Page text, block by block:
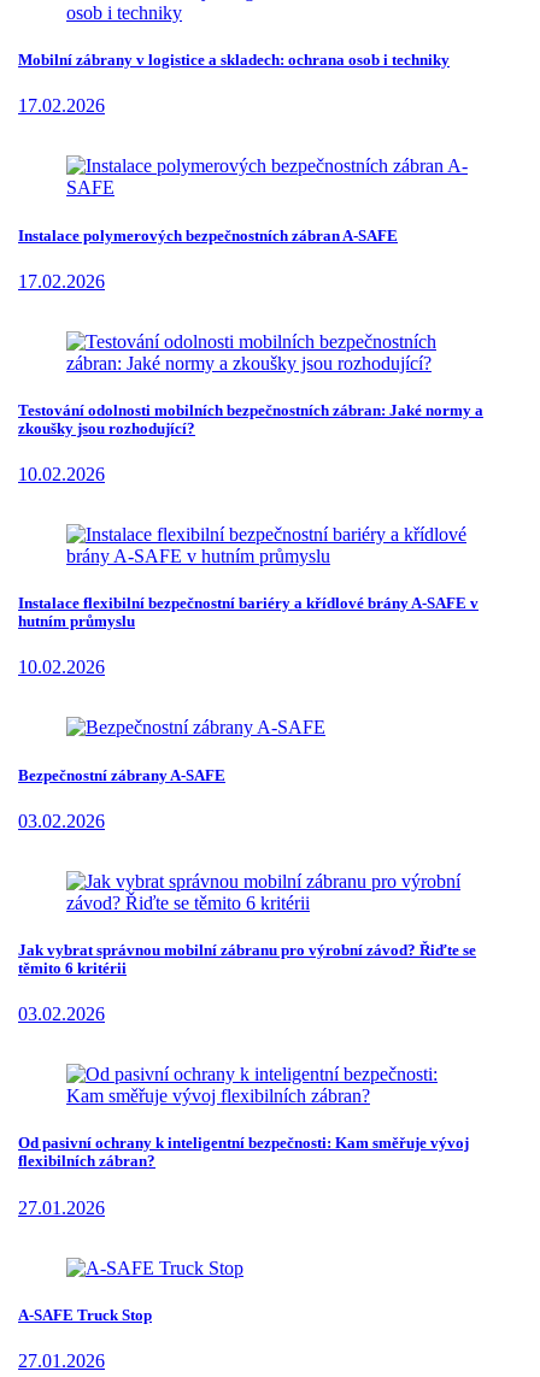
Mobilní zábrany v logistice a skladech: ochrana osob i techniky
17.02.2026
Instalace polymerových bezpečnostních zábran A-SAFE
17.02.2026
Testování odolnosti mobilních bezpečnostních zábran: Jaké normy a
zkoušky jsou rozhodující?
10.02.2026
Instalace flexibilní bezpečnostní bariéry a křídlové brány A-SAFE v
hutním průmyslu
10.02.2026
Bezpečnostní zábrany A-SAFE
03.02.2026
Jak vybrat správnou mobilní zábranu pro výrobní závod? Řiďte se
těmito 6 kritérii
03.02.2026
Od pasivní ochrany k inteligentní bezpečnosti: Kam směřuje vývoj
flexibilních zábran?
27.01.2026
A-SAFE Truck Stop
27.01.2026